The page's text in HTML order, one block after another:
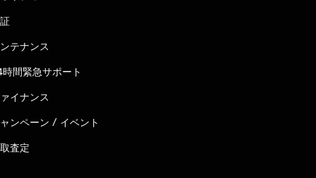
ンテナンス
間緊急サポート
イナンス
ンペーン / イベント
査定